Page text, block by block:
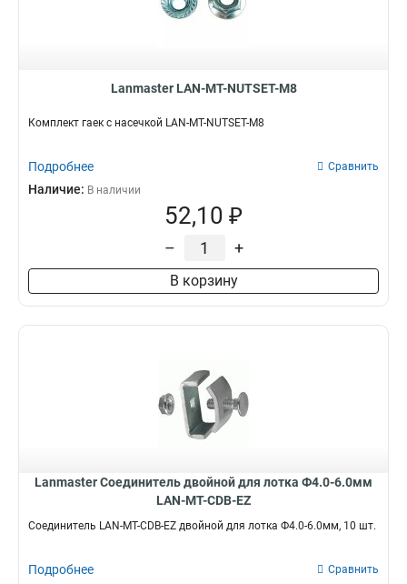
Lanmaster LAN-MT-NUTSET-M8
Комплект гаек с насечкой LAN-MT-NUTSET-M8
Подробнее Сравнить
Наличие: В наличии
52,10 ₽
– +
В корзину
Lanmaster Соединитель двойной для лотка Ф4.0-6.0мм
LAN-MT-CDB-EZ
Соединитель LAN-MT-CDB-EZ двойной для лотка Ф4.0-6.0мм, 10 шт.
Подробнее Сравнить